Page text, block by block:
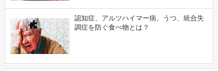
認知症、アルツハイマー病、うつ、統合失
調症を防ぐ食べ物とは？